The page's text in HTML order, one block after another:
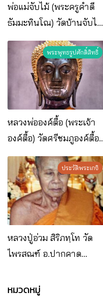
พ่อแม่จับไม้ (พระครูคำดี
ธัมมะทินโณ) วัดบ้านจับไม้
อ.โพนพิสัย จ.หนองคาย
พระพุทธรูปศักดิ์สิทธิ์
หลวงพ่อองค์ตื้อ (พระเจ้า
องค์ตื้อ) วัดศรีชมภูองค์ตื้อ
อ.ท่าบ่อ จ.หนองคาย
ประวัติพระเกจิ
หลวงปู่อ่วม สิริภทฺโท วัด
ไพรสณฑ์ อ.ปากคาด
หมวดหมู่